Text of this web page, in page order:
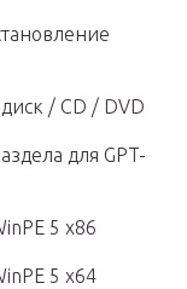
/ CD / DVD
для GPT-
5 x86
5 x64